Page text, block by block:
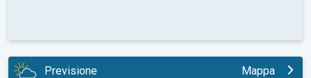
Previsione Mappa